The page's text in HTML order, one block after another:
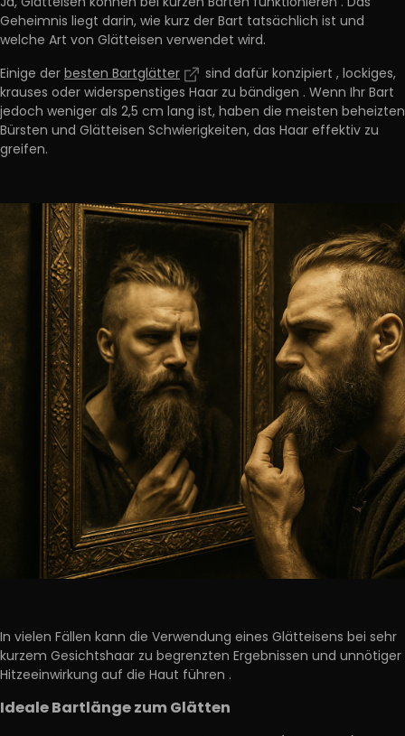
Geheimnis liegt darin, wie kurz der Bart tatsächlich ist und
welche Art von Glätteisen verwendet wird.
Einige derbesten Bartglätter sind dafür konzipiert , lockiges,
krauses oder widerspenstiges Haar zu bändigen . Wenn Ihr Bart
jedoch weniger als 2,5 cm lang ist, haben die meisten beheizten
Bürsten und Glätteisen Schwierigkeiten, das Haar effektiv zu
greifen.
In vielen Fällen kann die Verwendung eines Glätteisens bei sehr
kurzem Gesichtshaar zu begrenzten Ergebnissen und unnötiger
Hitzeeinwirkung auf die Haut führen .
Ideale Bartlänge zum Glätten